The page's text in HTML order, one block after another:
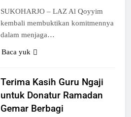
SUKOHARJO – LAZ Al Qoyyim
kembali membuktikan komitmennya
dalam menjaga…
Baca yuk
Terima Kasih Guru Ngaji
untuk Donatur Ramadan
Gemar Berbagi